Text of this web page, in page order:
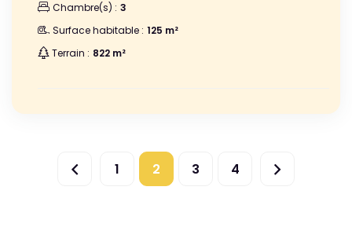
Chambre(s) : 3
Surface habitable : 125 m²
Terrain : 822 m²
1 2 3 4